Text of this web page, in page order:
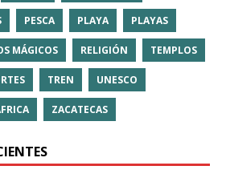
PESCA PLAYA PLAYAS
MÁGICOS RELIGIÓN TEMPLOS
TREN UNESCO
ZACATECAS